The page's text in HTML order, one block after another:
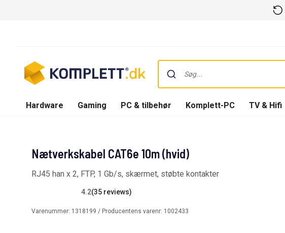
Hardware Gaming PC & tilbehør Komplett-PC TV & Hifi
Nætverkskabel CAT6e 10m (hvid)
RJ45 han x 2, FTP, 1 Gb/s, skærmet, støbte kontakter
4.2(35 reviews)
Varenummer: 1318199 / Producentens varenr: 1002433